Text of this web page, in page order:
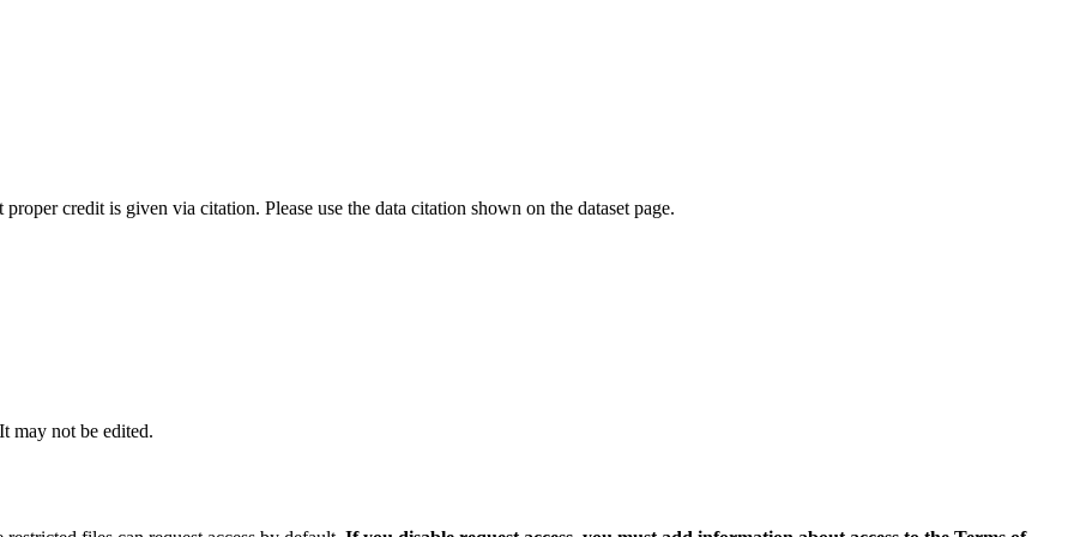
credit is given via citation. Please use the data citation shown on the dataset page.
may not be edited.